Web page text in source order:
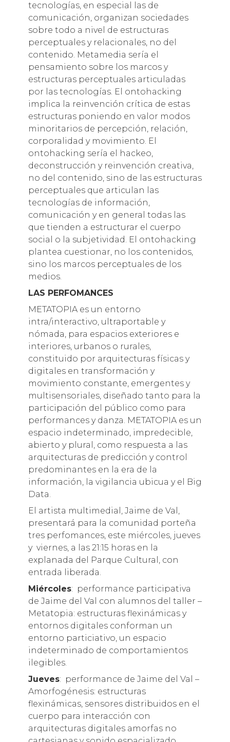
tecnologías, en especial las de
comunicación, organizan sociedades
sobre todo a nivel de estructuras
perceptuales y relacionales, no del
contenido. Metamedia sería el
pensamiento sobre los marcos y
estructuras perceptuales articuladas
por las tecnologías. El ontohacking
implica la reinvención crítica de estas
estructuras poniendo en valor modos
minoritarios de percepción, relación,
corporalidad y movimiento. El
ontohacking sería el hackeo,
deconstrucción y reinvención creativa,
no del contenido, sino de las estructuras
perceptuales que articulan las
tecnologías de información,
comunicación y en general todas las
que tienden a estructurar el cuerpo
social o la subjetividad. El ontohacking
plantea cuestionar, no los contenidos,
sino los marcos perceptuales de los
medios.
LAS PERFOMANCES
METATOPIA es un entorno
intra/interactivo, ultraportable y
nómada, para espacios exteriores e
interiores, urbanos o rurales,
constituido por arquitecturas físicas y
digitales en transformación y
movimiento constante, emergentes y
multisensoriales, diseñado tanto para la
participación del público como para
performances y danza. METATOPIA es un
espacio indeterminado, impredecible,
abierto y plural, como respuesta a las
arquitecturas de predicción y control
predominantes en la era de la
información, la vigilancia ubicua y el Big
Data.
El artista multimedial, Jaime de Val,
presentará para la comunidad porteña
tres perfomances, este miércoles, jueves
y viernes, a las 21:15 horas en la
explanada del Parque Cultural, con
entrada liberada.
Miércoles: performance participativa
de Jaime del Val con alumnos del taller –
Metatopia: estructuras flexinámicas y
entornos digitales conforman un
entorno particiativo, un espacio
indeterminado de comportamientos
ilegibles.
Jueves: performance de Jaime del Val –
Amorfogénesis: estructuras
flexinámicas, sensores distribuidos en el
cuerpo para interacción con
arquitecturas digitales amorfas no